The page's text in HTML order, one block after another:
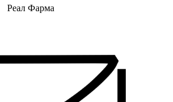
Реал Фарма